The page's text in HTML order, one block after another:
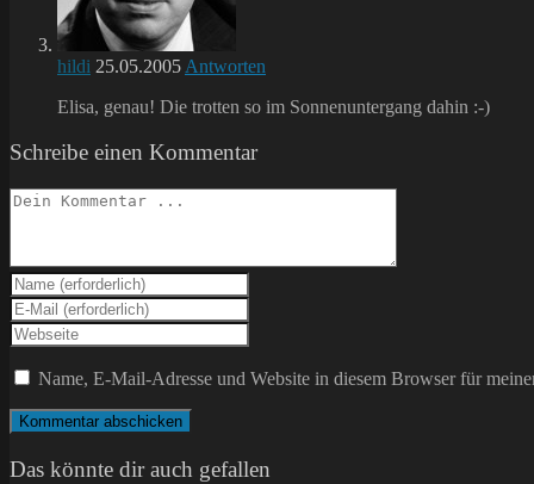
hildi 25.05.2005 Antworten
Elisa, genau! Die trotten so im Sonnenuntergang dahin :-)
Schreibe einen Kommentar
Kommentieren
Gib
deinen
Namen
oder
Benutzernamen
zum
Kommentieren
ein
Gib
deine
E-
Mail-
Adresse
zum
Kommentieren
Gib
deine
Website-
ein
(optional)
Name, E-Mail-Adresse und Website in diesem Browser für
Das könnte dir auch gefallen